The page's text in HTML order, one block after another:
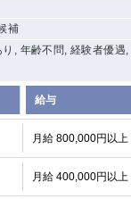
補
, 年齢不問, 経験者優
給与
月給 800,000円以上
月給 400,000円以上
内容で設定